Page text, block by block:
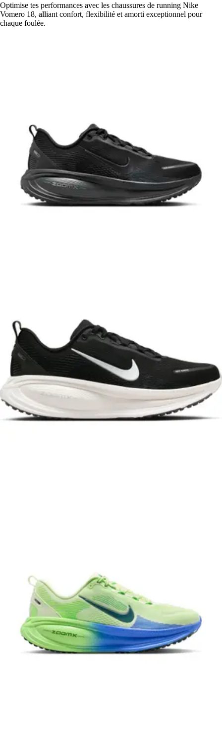
Optimise tes performances avec les chaussures de running Nike
Vomero 18, alliant confort, flexibilité et amorti exceptionnel pour
chaque foulée.